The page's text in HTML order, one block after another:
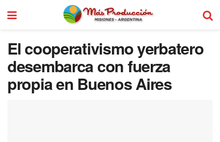
El cooperativismo yerbatero
desembarca con fuerza
propia en Buenos Aires